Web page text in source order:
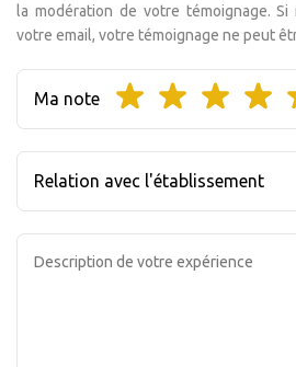
la modération de votre témoignage.
votre email, votre témoignage ne peut
Ma note